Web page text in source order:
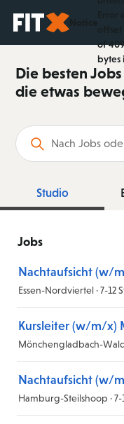
Startseite
of
bytes
Die besten
die etwas
Suchbegriff
Studio
Jobs
Nachtaufsicht (w/
Essen-Nordviertel · 7-12
Kursleiter (w/m/x)
Mönchengladbach-
Nachtaufsicht (w/
Hamburg-Steilshoop ·